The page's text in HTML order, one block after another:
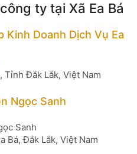
ty tại Xã Ea Bá
Kinh Doanh Dịch Vụ Ea
Tỉnh Đắk Lắk, Việt Nam
Ngọc Sanh
Sanh
Bá, Đắk Lắk, Việt Nam